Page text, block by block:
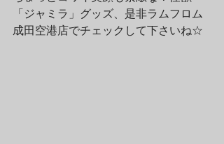
「ジャミラ」グッズ、是非ラムフロム
成田空港店でチェックして下さいね☆